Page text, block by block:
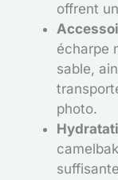
offrent
écharpe
sable,
photo.